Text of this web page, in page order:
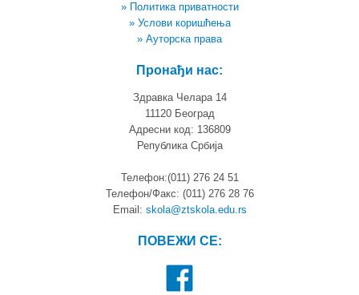
» Политика приватности
» Услови коришћења
» Ауторска права
Пронађи нас:
Здравка Челара 14
11120 Београд
Адресни код: 136809
Република Србија
Телефон:(011) 276 24 51
Телефон/Факс: (011) 276 28 76
Email: skola@ztskola.edu.rs
ПОВЕЖИ СЕ: